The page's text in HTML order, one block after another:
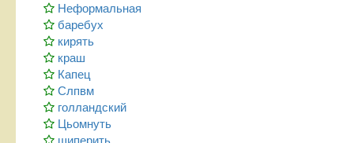
Неформальная
баребух
кирять
краш
Капец
Слпвм
голландский
Цьомнуть
шиперить